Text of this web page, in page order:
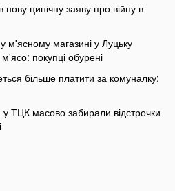
цинічну заяву про війну в
м'ясному магазині у Луцьку
покупці обурені
більше платити за комуналку:
у ТЦК масово забирали відстрочки